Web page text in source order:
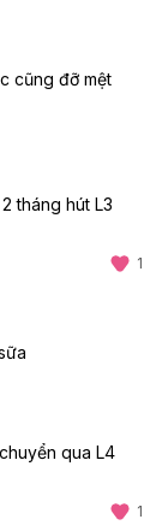
cũng đỡ mệt
tháng hút L3
1
qua L4
1